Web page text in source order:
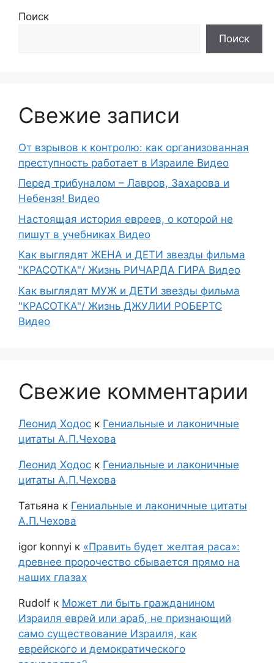
Поиск
Поиск
Свежие записи
От взрывов к контролю: как организованная
преступность работает в Израиле Видео
Перед трибуналом – Лавров, Захарова и
Небензя! Видео
Настоящая история евреев, о которой не
пишут в учебниках Видео
Как выглядят ЖЕНА и ДЕТИ звезды фильма
"КРАСОТКА"/ Жизнь РИЧАРДА ГИРА Видео
Как выглядят МУЖ и ДЕТИ звезды фильма
"КРАСОТКА"/ Жизнь ДЖУЛИИ РОБЕРТС
Видео
Свежие комментарии
Леонид Ходос к Гениальные и лаконичные
цитаты А.П.Чехова
Леонид Ходос к Гениальные и лаконичные
цитаты А.П.Чехова
Татьяна к Гениальные и лаконичные цитаты
А.П.Чехова
igor konnyi к «Править будет желтая раса»:
древнее пророчество сбывается прямо на
наших глазах
Rudolf к Может ли быть гражданином
Израиля еврей или араб, не признающий
само существование Израиля, как
еврейского и демократического